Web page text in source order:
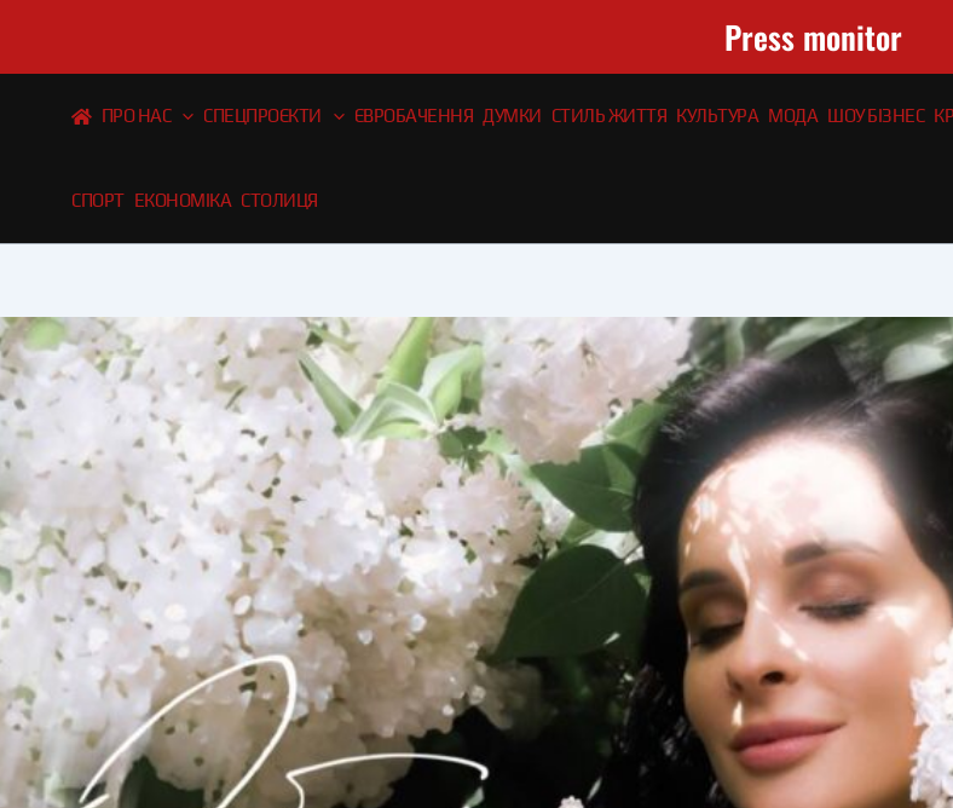
вмісту
Press monitor
ПРО НАС СПЕЦПРОЄКТИ ЄВРОБАЧЕННЯ ДУМКИ СТИЛЬ ЖИТТЯ КУЛЬТУРА МОДА ШОУ БІЗНЕС
СПОРТ ЕКОНОМІКА СТОЛИЦЯ